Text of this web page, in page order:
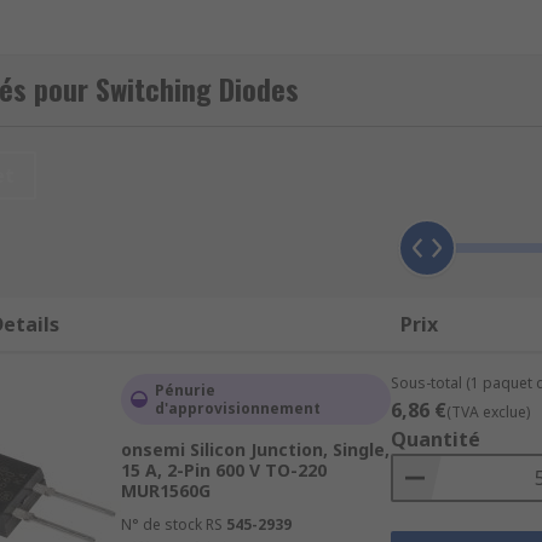
Diode", it is a semiconductor that can be used to switch
a physical switch, with the on/off state governed by
switching diode effectively is a closed switch with low
that require fast switching and a high speed
device upstream of the switching diode, such as
pour Switching Diodes
Prix
Pénurie
d'approvisionnement
onsemi Silicon Junction, Single,
15 A, 2-Pin 600 V TO-220
MUR1560G
N° de stock RS 545-2939
Sous-total (1 paquet
6,86 €(TVA exclue)
Quantité